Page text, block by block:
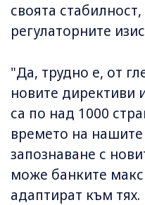
своята
регулаторните
"Да, трудно е, от
новите директиви
са по над 1000
времето на
запознаване с
може банките
адаптират към тях.